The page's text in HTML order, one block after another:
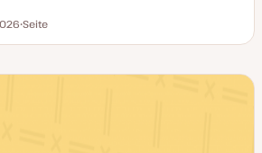
o
t
Seite